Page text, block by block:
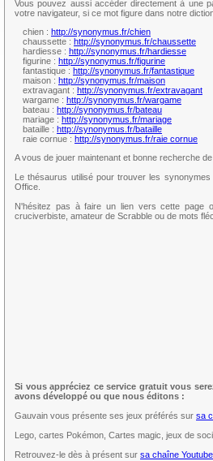
Vous pouvez aussi accéder directement à une
votre navigateur, si ce mot figure dans notre
chien : http://synonymus.fr/chien
chaussette : http://synonymus.fr/chaussette
hardiesse : http://synonymus.fr/hardiesse
figurine : http://synonymus.fr/figurine
fantastique : http://synonymus.fr/fantastique
maison : http://synonymus.fr/maison
extravagant : http://synonymus.fr/extravagant
wargame : http://synonymus.fr/wargame
bateau : http://synonymus.fr/bateau
mariage : http://synonymus.fr/mariage
bataille : http://synonymus.fr/bataille
raie cornue : http://synonymus.fr/raie cornue
A vous de jouer maintenant et bonne recherche
Le thésaurus utilisé pour trouver les
Office.
N'hésitez pas à faire un lien vers cette
cruciverbiste, amateur de Scrabble ou de mots
Si vous appréciez ce service gratuit vous
avons développé ou que nous éditons :
Gauvain vous présente ses jeux préférés sur sa
Lego, cartes Pokémon, Cartes magic, jeux de
Retrouvez-le dès à présent sur sa chaîne Youtube